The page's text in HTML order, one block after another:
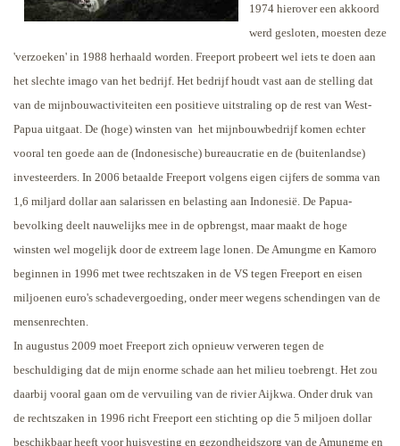
1974 hierover een akkoord
werd gesloten, moesten deze
'verzoeken' in 1988 herhaald worden. Freeport probeert wel iets te doen aan
het slechte imago van het bedrijf. Het bedrijf houdt vast aan de stelling dat
van de mijnbouwactiviteiten een positieve uitstraling op de rest van West-
Papua uitgaat. De (hoge) winsten van het mijnbouwbedrijf komen echter
vooral ten goede aan de (Indonesische) bureaucratie en de (buitenlandse)
investeerders. In 2006 betaalde Freeport volgens eigen cijfers de somma van
1,6 miljard dollar aan salarissen en belasting aan Indonesië. De Papua-
bevolking deelt nauwelijks mee in de opbrengst, maar maakt de hoge
winsten wel mogelijk door de extreem lage lonen. De Amungme en Kamoro
beginnen in 1996 met twee rechtszaken in de VS tegen Freeport en eisen
miljoenen euro's schadevergoeding, onder meer wegens schendingen van de
mensenrechten.
In augustus 2009 moet Freeport zich opnieuw verweren tegen de
beschuldiging dat de mijn enorme schade aan het milieu toebrengt. Het zou
daarbij vooral gaan om de vervuiling van de rivier Aijkwa. Onder druk van
de rechtszaken in 1996 richt Freeport een stichting op die 5 miljoen dollar
beschikbaar heeft voor huisvesting en gezondheidszorg van de Amungme en